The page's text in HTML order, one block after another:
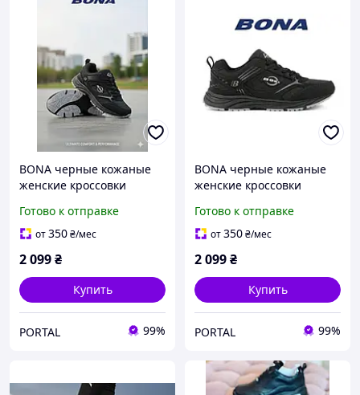
BONA черные кожаные
женские кроссовки
Готово к отправке
от350₴/мес
2 099₴
Купить
PORTAL 99%
BONA черные кожаные
женские кроссовки
Готово к отправке
от350₴/мес
2 099₴
Купить
PORTAL 99%